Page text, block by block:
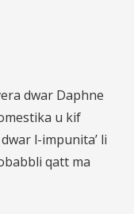
dwar Daphne
u kif
l-impunita’ li
qatt ma